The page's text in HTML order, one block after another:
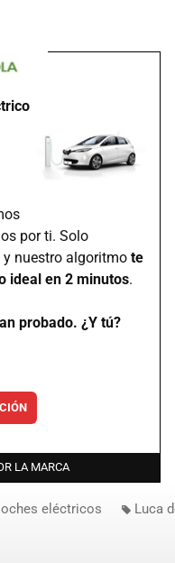
por ti. Solo
nuestro algoritmo te
ideal en 2 minutos.
probado. ¿Y tú?
LA MARCA
eléctricos Luca